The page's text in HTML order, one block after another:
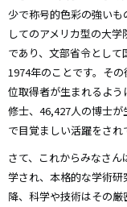
少で称号的色彩の強い
してのアメリカ型の大
であり、文部省令とし
1974年のことです。そ
位取得者が生まれるよ
修士、46,427人の博士
で目覚ましい活躍をされ
さて、これからみなさ
学され、本格的な学術
降、科学や技術はその